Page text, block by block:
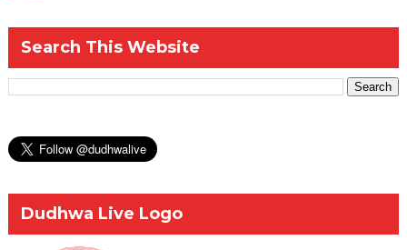
Search This Website
Dudhwa Live Logo